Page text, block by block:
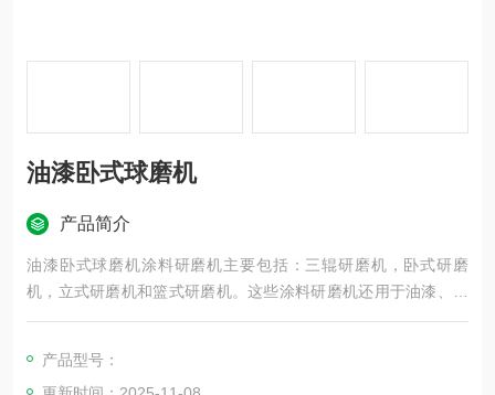
油漆卧式球磨机
产品简介
油漆卧式球磨机涂料研磨机主要包括：三辊研磨机，卧式研磨
机，立式研磨机和篮式研磨机。这些涂料研磨机还用于油漆、油
墨、颜料、树脂等中高黏度液体原料研磨制造。
产品型号：